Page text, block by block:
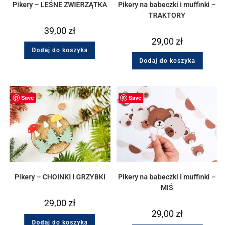
Pikery – LEŚNE ZWIERZĄTKA
39,00zł
Dodaj do koszyka
Pikery na babeczki i muffinki –
TRAKTORY
29,00zł
Dodaj do koszyka
Save
Pikery – CHOINKI I GRZYBKI
29,00zł
Dodaj do koszyka
Save
Pikery na babeczki i muffinki –
MIŚ
29,00zł